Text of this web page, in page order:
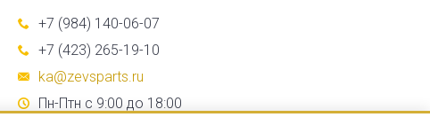
+7 (984) 140-06-07
+7 (423) 265-19-10
ka@zevsparts.ru
Пн-Птн с 9:00 до 18:00